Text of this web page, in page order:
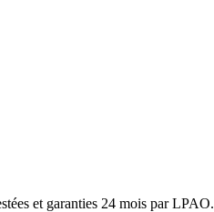
et garanties 24 mois par LPAO.